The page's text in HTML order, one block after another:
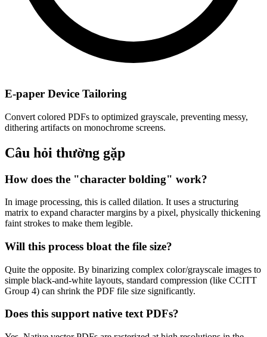
E-paper Device Tailoring
Convert colored PDFs to optimized grayscale, preventing messy,
dithering artifacts on monochrome screens.
Câu hỏi thường gặp
How does the "character bolding" work?
In image processing, this is called dilation. It uses a structuring
matrix to expand character margins by a pixel, physically thickening
faint strokes to make them legible.
Will this process bloat the file size?
Quite the opposite. By binarizing complex color/grayscale images to
simple black-and-white layouts, standard compression (like CCITT
Group 4) can shrink the PDF file size significantly.
Does this support native text PDFs?